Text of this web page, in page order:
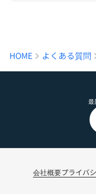
HOME よくある質問
最
会社概要プライバ